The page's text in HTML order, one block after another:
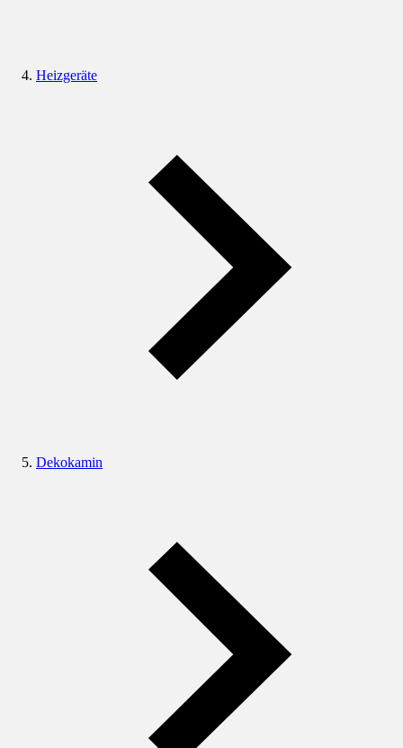
Heizgeräte
Dekokamin